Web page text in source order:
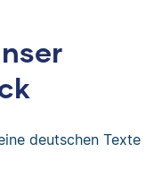
deutschen Texte